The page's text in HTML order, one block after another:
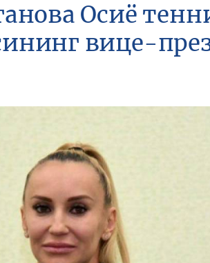
Осиё
вице-